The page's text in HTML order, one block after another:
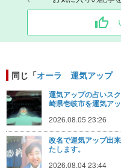
同じ「オーラ 運気アッ
運気アップの占いス
崎県壱岐市を運気ア
2026.08.05 23:26
改名で運気アップ出
たします。
2026.08.04 23:44